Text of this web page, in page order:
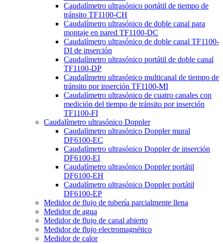
Caudalímetro ultrasónico portátil de tiempo de
tránsito TF1100-CH
Caudalímetro ultrasónico de doble canal para
montaje en pared TF1100-DC
Caudalímetro ultrasónico de doble canal TF1100-
DI de inserción
Caudalímetro ultrasónico portátil de doble canal
TF1100-DP
Caudalímetro ultrasónico multicanal de tiempo de
tránsito por inserción TF1100-MI
Caudalímetro ultrasónico de cuatro canales con
medición del tiempo de tránsito por inserción
TF1100-FI
Caudalímetro ultrasónico Doppler
Caudalímetro ultrasónico Doppler mural
DF6100-EC
Caudalímetro ultrasónico Doppler de inserción
DF6100-EI
Caudalímetro ultrasónico Doppler portátil
DF6100-EH
Caudalímetro ultrasónico Doppler portátil
DF6100-EP
Medidor de flujo de tubería parcialmente llena
Medidor de agua
Medidor de flujo de canal abierto
Medidor de flujo electromagnético
Medidor de calor